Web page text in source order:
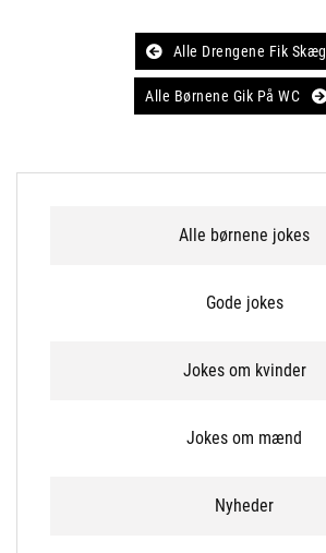
navigation
Alle Drengene Fik Skæg
Alle Børnene Gik På WC
Alle børnene jokes
Gode jokes
Jokes om kvinder
Jokes om mænd
Nyheder